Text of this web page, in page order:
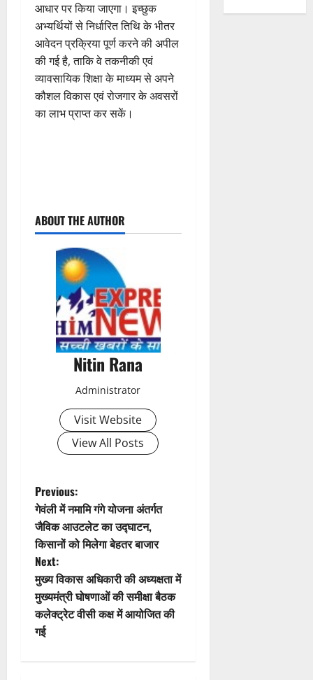
आधार पर किया जाएगा। इच्छुक
अभ्यर्थियों से निर्धारित तिथि के भीतर
आवेदन प्रक्रिया पूर्ण करने की अपील
की गई है, ताकि वे तकनीकी एवं
व्यावसायिक शिक्षा के माध्यम से अपने
कौशल विकास एवं रोजगार के अवसरों
का लाभ प्राप्त कर सकें।
o
t
i
o
n
ABOUT THE AUTHOR
Nitin Rana
Administrator
Visit Website
View All Posts
P
o
s
t
n
a
Previous:
गेवंली में नमामि गंगे योजना अंतर्गत
जैविक आउटलेट का उद्घाटन,
किसानों को मिलेगा बेहतर बाजार
Next:
मुख्य विकास अधिकारी की अध्यक्षता में
मुख्यमंत्री घोषणाओं की समीक्षा बैठक
कलेक्ट्रेट वीसी कक्ष में आयोजित की
गई